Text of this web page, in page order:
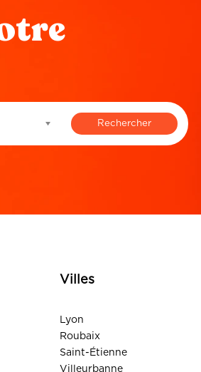
Villes
Lyon
Roubaix
Saint-Étienne
Villeurbanne